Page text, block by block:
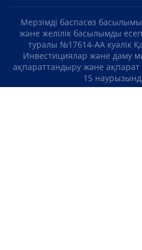
Мерзімді баспасөз
және желілік басылымды
туралы №17614-АА куәлік
Инвестициялар және даму
ақпараттандыру және
15